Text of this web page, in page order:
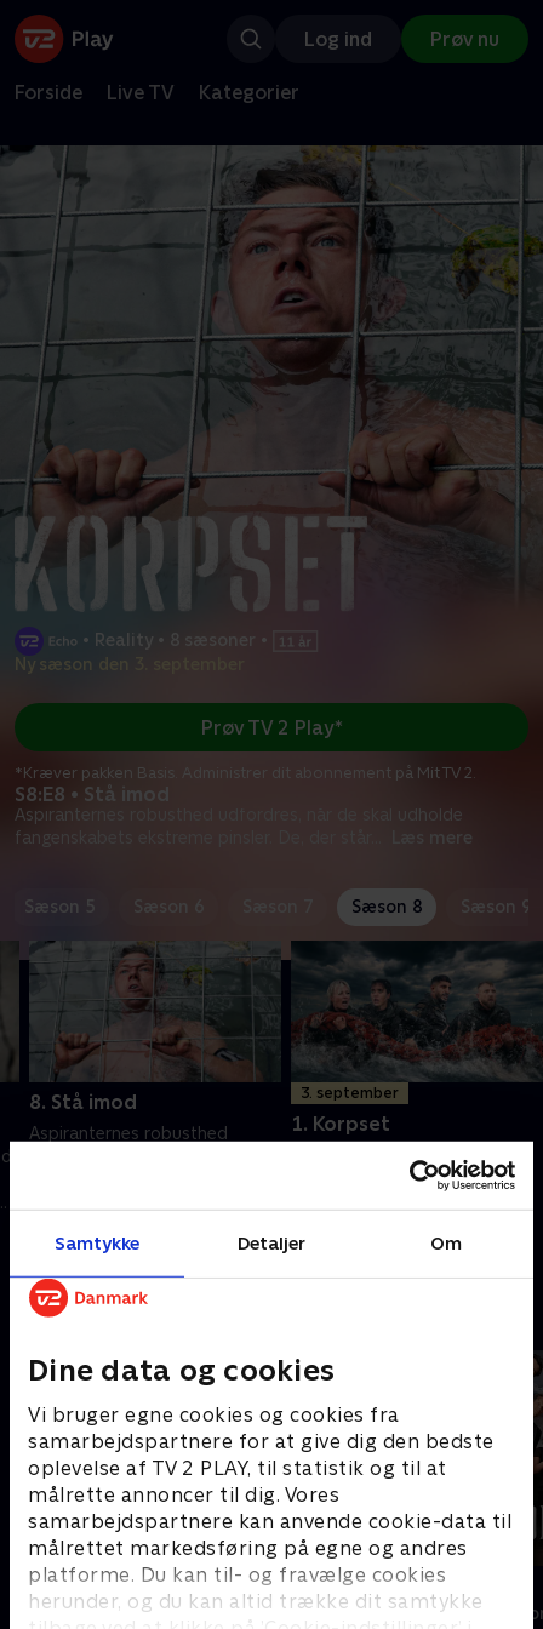
Samtykke Detaljer Om
Dine data og cookies
Vi bruger egne cookies og cookies fra
samarbejdspartnere for at give dig den bedste
oplevelse af TV 2 PLAY, til statistik og til at
målrette annoncer til dig. Vores
samarbejdspartnere kan anvende cookie-data til
målrettet markedsføring på egne og andres
platforme. Du kan til- og fravælge cookies
herunder, og du kan altid trække dit samtykke
Log ind Prøv nu
Forside Live TV Kategorier
• Reality 8 sæsoner
•
Ny sæson den 3. september
S8:E8 • Stå imod
Aspiranternes robusthed udfordres, når de skal udholde
fangenskabets ekstreme pinsler. De, der står
Læs mere
Prøv TV 2 Play*
*Kræver pakken Basis. Administrer dit abonnement på Mit TV 2.
Sæson 5 Sæson 8 Sæson 9
8. Stå imod
Aspiranternes robusthed
prøver, ikke alle består.
9. juni 2025 • 44 min
3. september
1. Korpset
3. september 2026 • 40 min
Andre så også
Spillet
Reality • 2 sæsoner
Forræder
Reality • 4